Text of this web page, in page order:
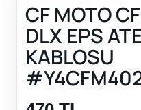
CF MOTO
DLX EPS
KABLOSU